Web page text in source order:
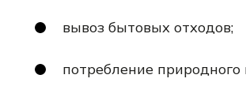
вывоз бытовых отходов;
потребление природного